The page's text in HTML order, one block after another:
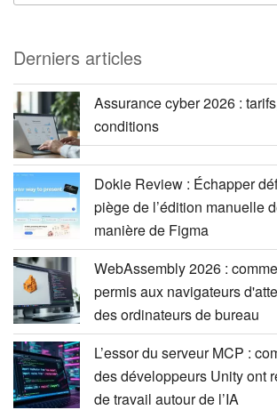
Derniers articles
Assurance cyber 2026 :
conditions
Dokie Review : Échapper
piège de l’édition manuelle
manière de Figma
WebAssembly 2026 :
permis aux navigateurs
des ordinateurs de bureau
L’essor du serveur MCP :
des développeurs Unity ont
de travail autour de l’IA